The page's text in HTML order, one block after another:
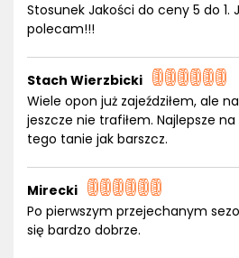
Stosunek Jakości do ceny 5 do 1.
polecam!!!
Stach Wierzbicki
Wiele opon już zajeździłem, ale
jeszcze nie trafiłem. Najlepsze
tego tanie jak barszcz.
Mirecki
Po pierwszym przejechanym
się bardzo dobrze.